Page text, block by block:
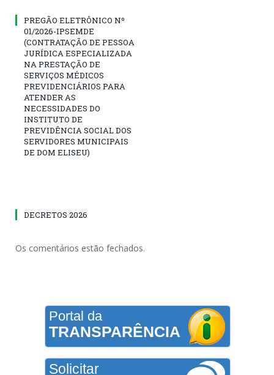
PREGÃO ELETRÔNICO Nº
01/2026-IPSEMDE
(CONTRATAÇÃO DE PESSOA
JURÍDICA ESPECIALIZADA
NA PRESTAÇÃO DE
SERVIÇOS MÉDICOS
PREVIDENCIÁRIOS PARA
ATENDER AS
NECESSIDADES DO
INSTITUTO DE
PREVIDÊNCIA SOCIAL DOS
SERVIDORES MUNICIPAIS
DE DOM ELISEU)
DECRETOS 2026
Os comentários estão fechados.
Portal da
TRANSPARÊNCIA
Solicitar